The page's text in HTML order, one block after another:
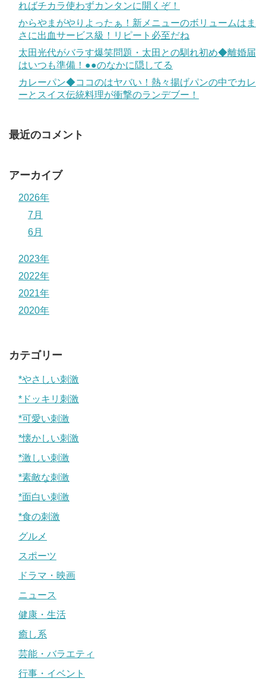
ればチカラ使わずカンタンに開くぞ！
からやまがやりよったぁ！新メニューのボリュームはま
さに出血サービス級！リピート必至だね
太田光代がバラす爆笑問題・太田との馴れ初め◆離婚届
はいつも準備！●●のなかに隠してる
カレーパン◆ココのはヤバい！熱々揚げパンの中でカレ
ーとスイス伝統料理が衝撃のランデブー！
最近のコメント
アーカイブ
2026年
7月
6月
2023年
2022年
2021年
2020年
カテゴリー
*やさしい刺激
*ドッキリ刺激
*可愛い刺激
*懐かしい刺激
*激しい刺激
*素敵な刺激
*面白い刺激
*食の刺激
グルメ
スポーツ
ドラマ・映画
ニュース
健康・生活
癒し系
芸能・バラエティ
行事・イベント